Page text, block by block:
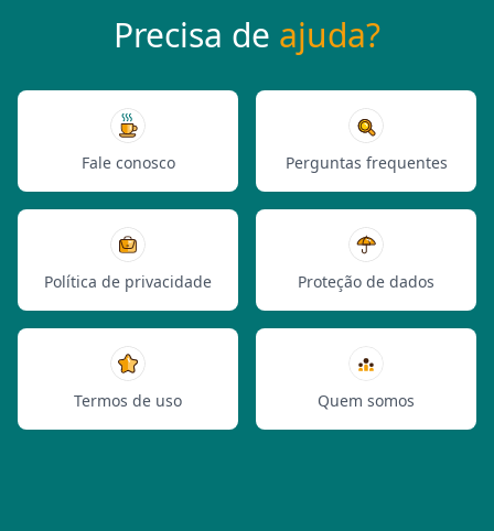
Precisa de ajuda?
Fale conosco Perguntas frequentes
Política de privacidade Proteção de dados
Termos de uso Quem somos